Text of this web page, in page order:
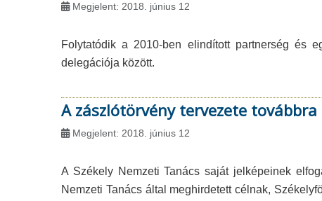
Megjelent: 2018. június 12
Folytatódik a 2010-ben elindított partnerség és
delegációja között.
A zászlótörvény tervezete
Megjelent: 2018. június 12
A Székely Nemzeti Tanács saját jelképeinek
Nemzeti Tanács által meghirdetett célnak,